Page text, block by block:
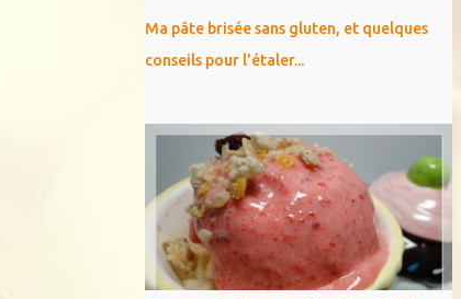
Ma pâte brisée sans gluten, et quelques
conseils pour l'étaler...